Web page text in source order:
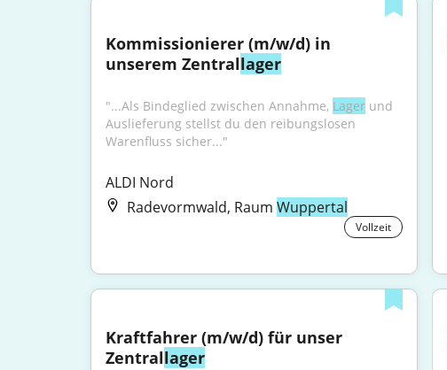
Kommissionierer (m/w/d) in
unserem Zentrallager
"...Als Bindeglied zwischen Annahme, Lager und
Auslieferung stellst du den reibungslosen
Warenfluss sicher..."
ALDI Nord
Radevormwald, Raum Wuppertal
Vollzeit
Kraftfahrer (m/w/d) für unser
Zentrallager